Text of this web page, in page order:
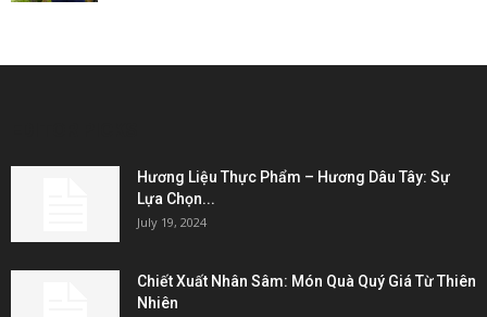
Hương Liệu Thực Phẩm – Hương Dâu Tây: Sự
Lựa Chọn...
July 19, 2024
Chiết Xuất Nhân Sâm: Món Quà Quý Giá Từ Thiên
Nhiên